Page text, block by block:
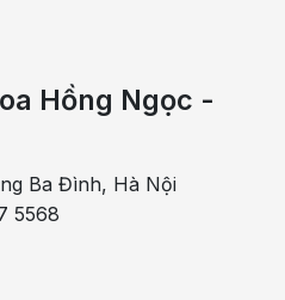
vasculitis)
mạch ngoài da do các thuốc
Hồng Ngọc -
Ba Đình, Hà Nội
5568